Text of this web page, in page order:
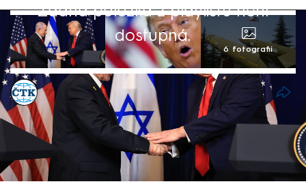
Žádná položka z playlistu není
dostupná.
6 fotografií
ČTK
15. čvn 2026, 11:09
Izrael není vázán dohodou mezi USA a
Íránem, uvedl v pondělí ráno izraelský
ministr národní bezpečnosti Itamar Ben Gvir